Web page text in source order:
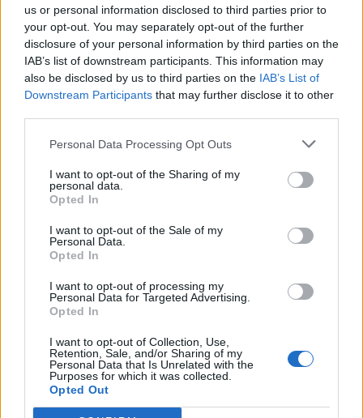
us or personal information disclosed to third parties prior to
your opt-out. You may separately opt-out of the further
disclosure of your personal information by third parties on the
IAB’s list of downstream participants. This information may
also be disclosed by us to third parties on the IAB’s List of
Downstream Participants that may further disclose it to other
Personal Data Processing Opt Outs
I want to opt-out of the Sharing of my
personal data.
Opted In
I want to opt-out of the Sale of my
Personal Data.
Opted In
I want to opt-out of processing my
Personal Data for Targeted Advertising.
Opted In
I want to opt-out of Collection, Use,
Retention, Sale, and/or Sharing of my
Personal Data that Is Unrelated with the
Purposes for which it was collected.
Opted Out